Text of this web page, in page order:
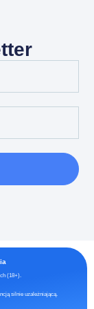
(18+).
silnie uzależniającą.